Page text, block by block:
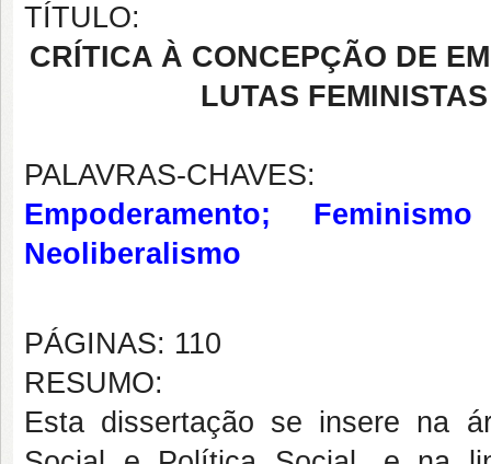
TÍTULO:
CRÍTICA À CONCEPÇÃO DE
LUTAS
PALAVRAS-CHAVES:
Empoderamento;
Neoliberalismo
PÁGINAS: 110
RESUMO:
Esta dissertação se insere na